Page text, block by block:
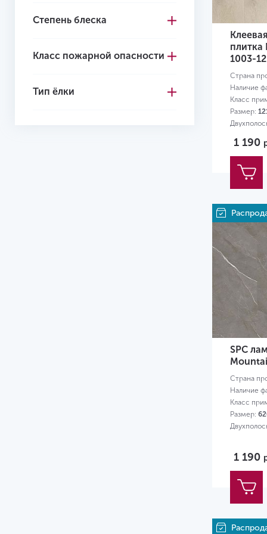
4+1
4.3
Степень блеска
Класс пожарной опасности
Тип ёлки
плитка
1003-12
Страна
Наличие
Класс
Размер:
1 190
SPC
Страна
Наличие
Класс
Размер:
1 190